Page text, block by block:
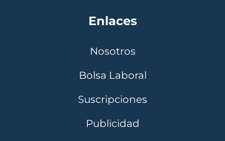
Enlaces
Nosotros
Bolsa Laboral
Suscripciones
Publicidad